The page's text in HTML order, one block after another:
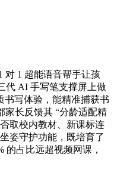
1 超能语音帮手让孩
代 AI 手写笔支撑屏上做
书写体验，能精准捕获书
家长反馈其 “分龄适配精
取校内教材、新课标连
姿守护功能，既培育了
占比远超视频网课，